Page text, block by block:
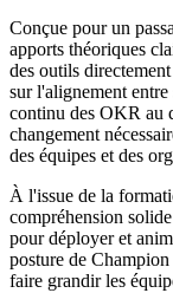
Conçue pour un
apports théoriques
des outils
sur l'alignement
continu des OKR au
changement
des équipes et des
À l'issue de la
compréhension
pour déployer et
posture de
faire grandir les